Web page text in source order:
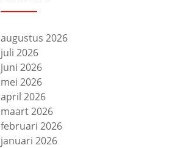
augustus 2026
juli 2026
juni 2026
mei 2026
april 2026
maart 2026
februari 2026
januari 2026